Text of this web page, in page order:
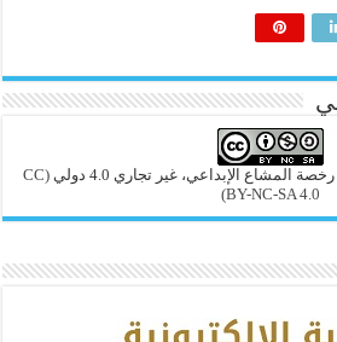
الإبداعي، غير تجاري 4.0 دولي
(CC
BY-NC-SA 4.0)